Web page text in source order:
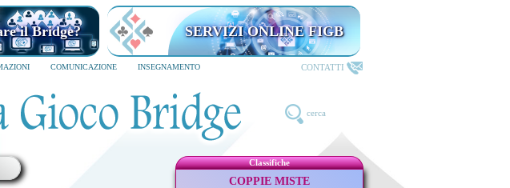
il Bridge? SERVIZI ONLINE FIGB
COMUNICAZIONE INSEGNAMENTO CONTATTI
cerca
Classifiche
COPPIE MISTE